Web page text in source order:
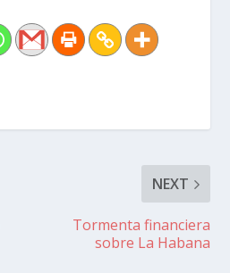
NEXT
Tormenta financiera
sobre La Habana